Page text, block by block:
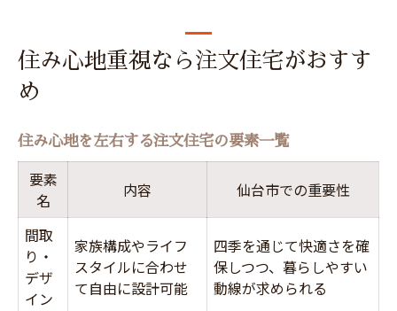
住み心地重視なら注文住宅がおすす
め
住み心地を左右する注文住宅の要素一覧
要素
名
内容 仙台市での重要性
間取
り・
デザ
イン
家族構成やライフ
スタイルに合わせ
て自由に設計可能
四季を通じて快適さを確
保しつつ、暮らしやすい
動線が求められる